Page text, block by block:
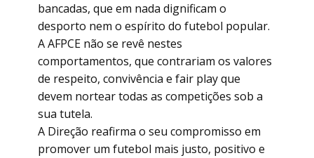
bancadas, que em nada dignificam o
desporto nem o espírito do futebol popular.
A AFPCE não se revê nestes
comportamentos, que contrariam os valores
de respeito, convivência e fair play que
devem nortear todas as competições sob a
sua tutela.
A Direção reafirma o seu compromisso em
promover um futebol mais justo, positivo e